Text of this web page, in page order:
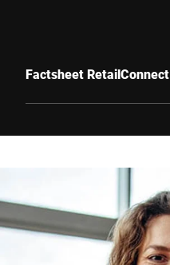
Factsheet RetailConnect